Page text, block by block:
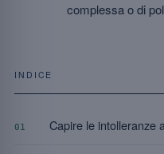
complessa o di
INDICE
01 Capire le intolleranze